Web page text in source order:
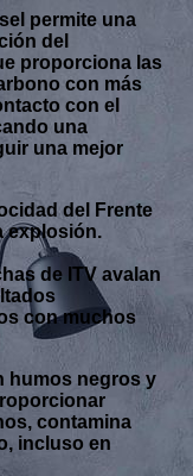
permite una
del
proporciona las
con más
con el
una
una mejor
del Frente
explosión.
de ITV avalan
con muchos
humos negros y
contamina
incluso en